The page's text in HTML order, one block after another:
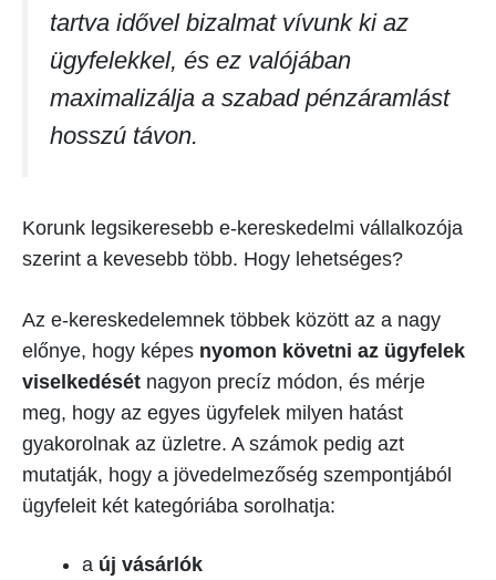
tartva idővel bizalmat vívunk ki az
ügyfelekkel, és ez valójában
maximalizálja a szabad pénzáramlást
hosszú távon.
Korunk legsikeresebb e-kereskedelmi vállalkozója
szerint a kevesebb több. Hogy lehetséges?
Az e-kereskedelemnek többek között az a nagy
előnye, hogy képes nyomon követni az ügyfelek
viselkedését nagyon precíz módon, és mérje
meg, hogy az egyes ügyfelek milyen hatást
gyakorolnak az üzletre. A számok pedig azt
mutatják, hogy a jövedelmezőség szempontjából
ügyfeleit két kategóriába sorolhatja:
a új vásárlók